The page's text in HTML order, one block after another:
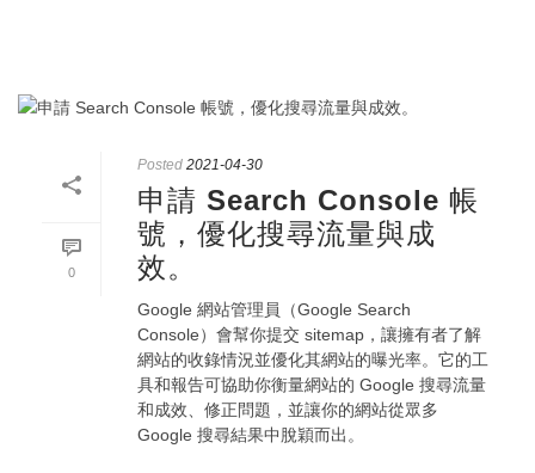
0
Posted 2021-04-30
申請 Search Console 帳
號，優化搜尋流量與成
效。
Google 網站管理員（Google Search
Console）會幫你提交 sitemap，讓擁有者了解
網站的收錄情況並優化其網站的曝光率。它的工
具和報告可協助你衡量網站的 Google 搜尋流量
和成效、修正問題，並讓你的網站從眾多
Google 搜尋結果中脫穎而出。